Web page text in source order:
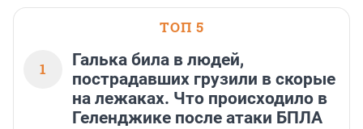
ТОП 5
1
Галька била в людей,
пострадавших грузили в скорые
на лежаках. Что происходило в
Геленджике после атаки БПЛА